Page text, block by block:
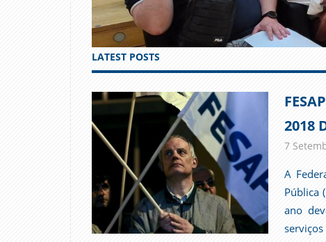
LATEST POSTS
2018
7
A
Pública
ano